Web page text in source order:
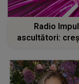
Radio
ascultători: